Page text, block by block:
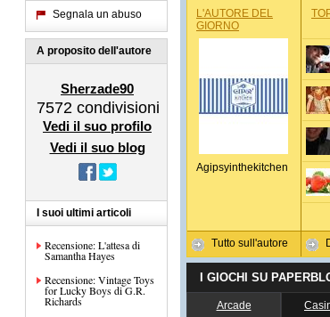
Segnala un abuso
A proposito dell'autore
Sherzade90
7572 condivisioni
Vedi il suo profilo
Vedi il suo blog
I suoi ultimi articoli
Recensione: L'attesa di
Samantha Hayes
Recensione: Vintage Toys
for Lucky Boys di G.R.
Richards
L'AUTORE DEL
GIORNO
Agipsyinthekitchen
Tutto sull'autore
I GIOCHI SU
Arcade